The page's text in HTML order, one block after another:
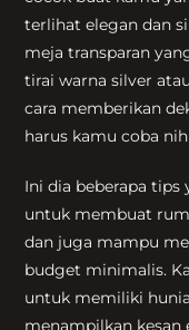
terlihat elegan dan
meja transparan
tirai warna silver
cara memberikan
harus kamu coba
Ini dia beberapa
untuk membuat
dan juga mampu
budget minimalis.
untuk memiliki
menampilkan kesan